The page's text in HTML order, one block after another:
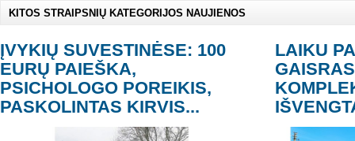
KITOS STRAIPSNIŲ KATEGORIJOS NAUJIENOS
ĮVYKIŲ SUVESTINĖSE: 100
EURŲ PAIEŠKA,
PSICHOLOGO POREIKIS,
PASKOLINTAS KIRVIS...
LAIKU